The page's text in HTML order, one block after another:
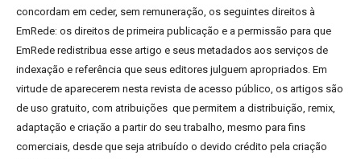
concordam em ceder, sem remuneração, os seguintes direitos à
EmRede: os direitos de primeira publicação e a permissão para que
EmRede redistribua esse artigo e seus metadados aos serviços de
indexação e referência que seus editores julguem apropriados. Em
virtude de aparecerem nesta revista de acesso público, os artigos são
de uso gratuito, com atribuições que permitem a distribuição, remix,
adaptação e criação a partir do seu trabalho, mesmo para fins
comerciais, desde que seja atribuído o devido crédito pela criação